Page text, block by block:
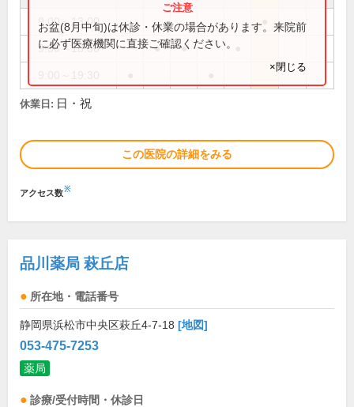
9:00～13:00
9:00～18:30 ● ●
お盆(8月中旬)は休診・休業の場合があります。来院前
に必ず医療機関に直接ご確認ください。
×閉じる
休業日: 日・祝
この医院の詳細をみる
アクセス数※
品川薬局 萩丘店
所在地・電話番号
静岡県浜松市中央区萩丘4-7-18 [地図]
053-475-7253
薬局
診療/受付時間・休診日